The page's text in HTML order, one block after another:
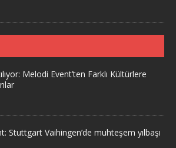
Melodi Event’ten Farklı Kültürlere
Stuttgart Vaihingen’de muhteşem yılbaşı